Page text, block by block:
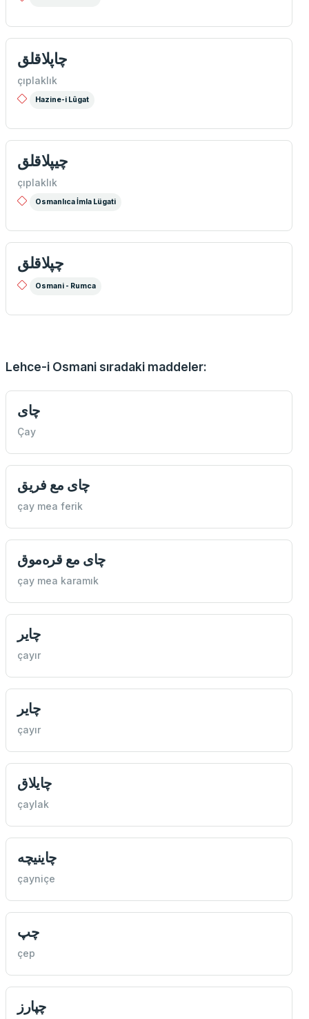
چاپلاقلق
çıplaklık
Hazine-i Lûgat
چیپلاقلق
çıplaklık
Osmanlıca İmla Lügati
چپلاقلق
Osmani - Rumca
Lehce-i Osmani sıradaki maddeler:
چای
Çay
چای مع فريق
çay mea ferik
چای مع قره‌موق
çay mea karamık
چاير
çayır
چاير
çayır
چايلاق
çaylak
چاينيچه
çayniçe
چپ
çep
چپارز